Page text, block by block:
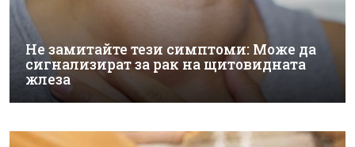
Не замитайте тези симптоми: Може да
сигнализират за рак на щитовидната
жлеза